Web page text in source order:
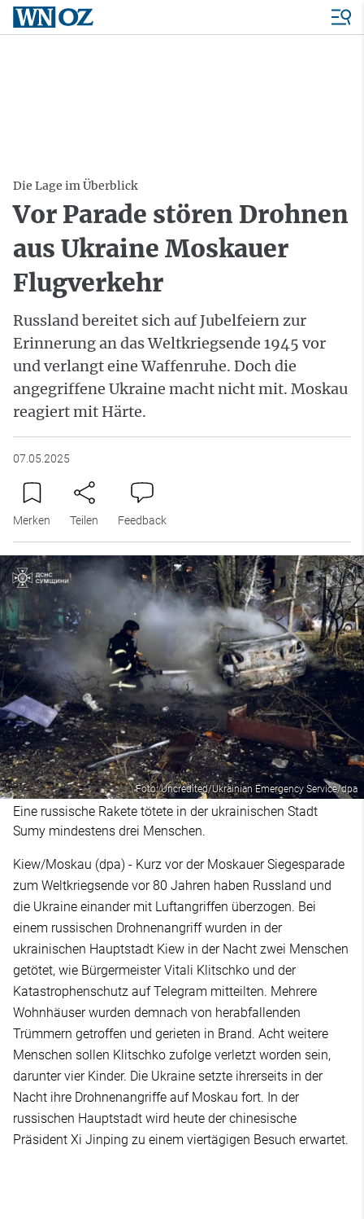
Die Lage im Überblick
Vor Parade stören Drohnen
aus Ukraine Moskauer
Flugverkehr
Russland bereitet sich auf Jubelfeiern zur
Erinnerung an das Weltkriegsende 1945 vor
und verlangt eine Waffenruhe. Doch die
angegriffene Ukraine macht nicht mit. Moskau
reagiert mit Härte.
07.05.2025
Merken Teilen Feedback
Foto: Uncredited/Ukrainian Emergency Service/dpa
Eine russische Rakete tötete in der ukrainischen Stadt
Sumy mindestens drei Menschen.
Kiew/Moskau (dpa) - Kurz vor der Moskauer Siegesparade
zum Weltkriegsende vor 80 Jahren haben Russland und
die Ukraine einander mit Luftangriffen überzogen. Bei
einem russischen Drohnenangriff wurden in der
ukrainischen Hauptstadt Kiew in der Nacht zwei Menschen
getötet, wie Bürgermeister Vitali Klitschko und der
Katastrophenschutz auf Telegram mitteilten. Mehrere
Wohnhäuser wurden demnach von herabfallenden
Trümmern getroffen und gerieten in Brand. Acht weitere
Menschen sollen Klitschko zufolge verletzt worden sein,
darunter vier Kinder. Die Ukraine setzte ihrerseits in der
Nacht ihre Drohnenangriffe auf Moskau fort. In der
russischen Hauptstadt wird heute der chinesische
Präsident Xi Jinping zu einem viertägigen Besuch erwartet.